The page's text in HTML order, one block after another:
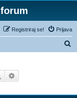
Prijava
Registriraj se!
Iskanje